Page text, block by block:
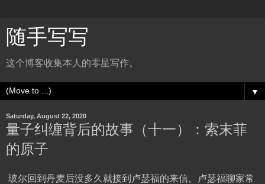
随手写写
这个博客收集本人的零星写作。
▼
Saturday, August 22, 2020
量子纠缠背后的故事（十一）：索末菲
的原子
玻尔回到丹麦后没多久就接到卢瑟福的来信。卢瑟福聊家常